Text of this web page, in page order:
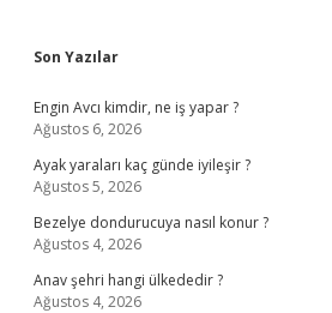
Sidebar
Son Yazılar
Engin Avcı kimdir, ne iş yapar ?
Ağustos 6, 2026
Ayak yaraları kaç günde iyileşir ?
Ağustos 5, 2026
Bezelye dondurucuya nasıl konur ?
Ağustos 4, 2026
Anav şehri hangi ülkededir ?
Ağustos 4, 2026